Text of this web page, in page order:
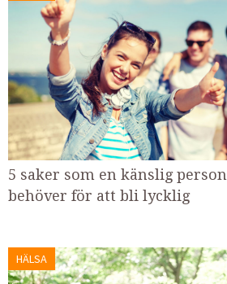
5 saker som en känslig
behöver för att bli lycklig
HÄLSA